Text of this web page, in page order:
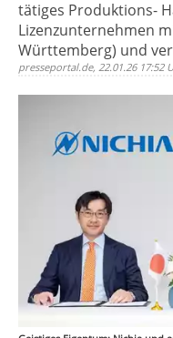
tätiges Produktions-
Lizenzunternehmen
Württemberg) und
presseportal.de, 22.01.26 17:52